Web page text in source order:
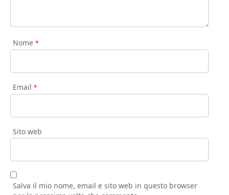
Nome *
Email *
Sito web
Salva il mio nome, email e sito web in questo browser